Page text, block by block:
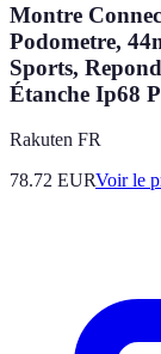
Montre
Podometre,
Sports,
Étanche Ip68
Rakuten FR
78.72 EURVoir le